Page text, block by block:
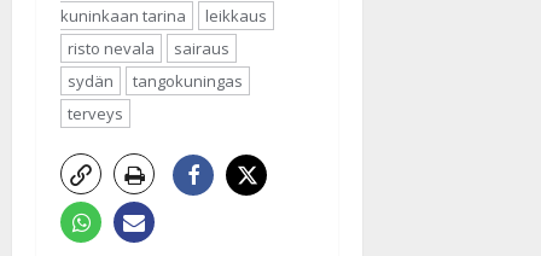
kuninkaan tarina
leikkaus
risto nevala
sairaus
sydän
tangokuningas
terveys